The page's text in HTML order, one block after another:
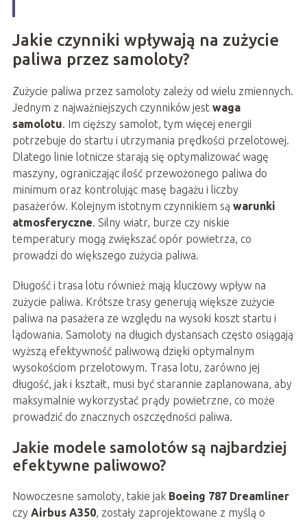
Jakie czynniki wpływają na zużycie
paliwa przez samoloty?
Zużycie paliwa przez samoloty zależy od wielu zmiennych.
Jednym z najważniejszych czynników jest waga
samolotu. Im cięższy samolot, tym więcej energii
potrzebuje do startu i utrzymania prędkości przelotowej.
Dlatego linie lotnicze starają się optymalizować wagę
maszyny, ograniczając ilość przewożonego paliwa do
minimum oraz kontrolując masę bagażu i liczby
pasażerów. Kolejnym istotnym czynnikiem są warunki
atmosferyczne. Silny wiatr, burze czy niskie
temperatury mogą zwiększać opór powietrza, co
prowadzi do większego zużycia paliwa.
Długość i trasa lotu również mają kluczowy wpływ na
zużycie paliwa. Krótsze trasy generują większe zużycie
paliwa na pasażera ze względu na wysoki koszt startu i
lądowania. Samoloty na długich dystansach często osiągają
wyższą efektywność paliwową dzięki optymalnym
wysokościom przelotowym. Trasa lotu, zarówno jej
długość, jak i kształt, musi być starannie zaplanowana, aby
maksymalnie wykorzystać prądy powietrzne, co może
prowadzić do znacznych oszczędności paliwa.
Jakie modele samolotów są najbardziej
efektywne paliwowo?
Nowoczesne samoloty, takie jak Boeing 787 Dreamliner
czy Airbus A350, zostały zaprojektowane z myślą o